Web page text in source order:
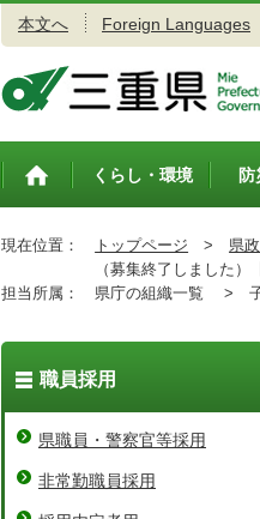
本文へ Foreign Languages
トップペ
くらし・環境
現在位置： トップページ > 県
（募集終了しました）
担当所属：
県庁の組織一覧 >
職員採用
県職員・警察官等採用
非常勤職員採用